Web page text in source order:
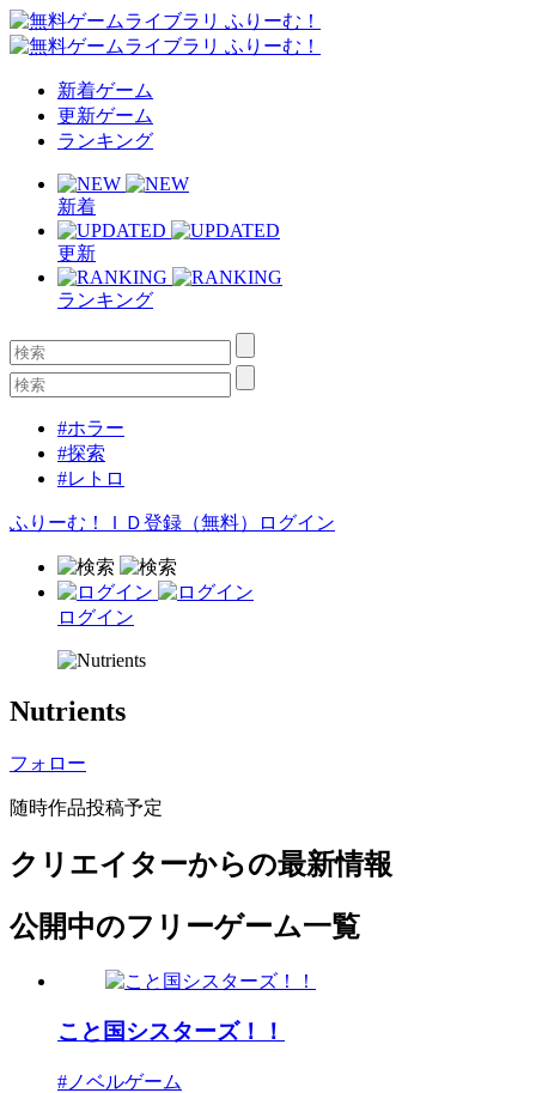
新着ゲーム
更新ゲーム
ランキング
新着
更新
ランキング
#ホラー
#探索
#レトロ
ふりーむ！ＩＤ登録（無料） ログイン
ログイン
Nutrients
フォロー
随時作品投稿予定
クリエイターからの最新情報
公開中のフリーゲーム一覧
こと国シスターズ！！
#ノベルゲーム